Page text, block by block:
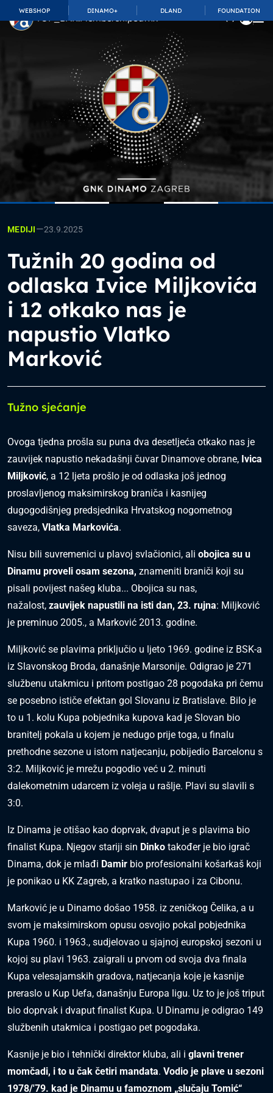
WEBSHOP DINAMO+ DLAND FOUNDATION
TOP_BAR.MembershipSuffix
MEDIJI—23.9.2025
Tužnih 20 godina od
odlaska Ivice Miljkovića
i 12 otkako nas je
napustio Vlatko
Marković
Tužno sjećanje
Ovoga tjedna prošla su puna dva desetljeća otkako nas je
zauvijek napustio nekadašnji čuvar Dinamove obrane, Ivica
Miljković, a 12 ljeta prošlo je od odlaska još jednog
proslavljenog maksimirskog braniča i kasnijeg
dugogodišnjeg predsjednika Hrvatskog nogometnog
saveza, Vlatka Markovića.
Nisu bili suvremenici u plavoj svlačionici, ali obojica su u
Dinamu proveli osam sezona, znameniti braniči koji su
pisali povijest našeg kluba... Obojica su nas,
nažalost, zauvijek napustili na isti dan, 23. rujna: Miljković
je preminuo 2005., a Marković 2013. godine.
Miljković se plavima priključio u ljeto 1969. godine iz BSK-a
iz Slavonskog Broda, današnje Marsonije. Odigrao je 271
službenu utakmicu i pritom postigao 28 pogodaka pri čemu
se posebno ističe efektan gol Slovanu iz Bratislave. Bilo je
to u 1. kolu Kupa pobjednika kupova kad je Slovan bio
branitelj pokala u kojem je nedugo prije toga, u finalu
prethodne sezone u istom natjecanju, pobijedio Barcelonu s
3:2. Miljković je mrežu pogodio već u 2. minuti
dalekometnim udarcem iz voleja u rašlje. Plavi su slavili s
3:0.
Iz Dinama je otišao kao doprvak, dvaput je s plavima bio
finalist Kupa. Njegov stariji sin Dinko također je bio igrač
Dinama, dok je mlađi Damir bio profesionalni košarkaš koji
je ponikao u KK Zagreb, a kratko nastupao i za Cibonu.
Marković je u Dinamo došao 1958. iz zeničkog Čelika, a u
svom je maksimirskom opusu osvojio pokal pobjednika
Kupa 1960. i 1963., sudjelovao u sjajnoj europskoj sezoni u
kojoj su plavi 1963. zaigrali u prvom od svoja dva finala
Kupa velesajamskih gradova, natjecanja koje je kasnije
preraslo u Kup Uefa, današnju Europa ligu. Uz to je još triput
bio doprvak i dvaput finalist Kupa. U Dinamu je odigrao 149
službenih utakmica i postigao pet pogodaka.
Kasnije je bio i tehnički direktor kluba, ali i glavni trener
momčadi, i to u čak četiri mandata. Vodio je plave u sezoni
1978/'79. kad je Dinamu u famoznom „slučaju Tomić“